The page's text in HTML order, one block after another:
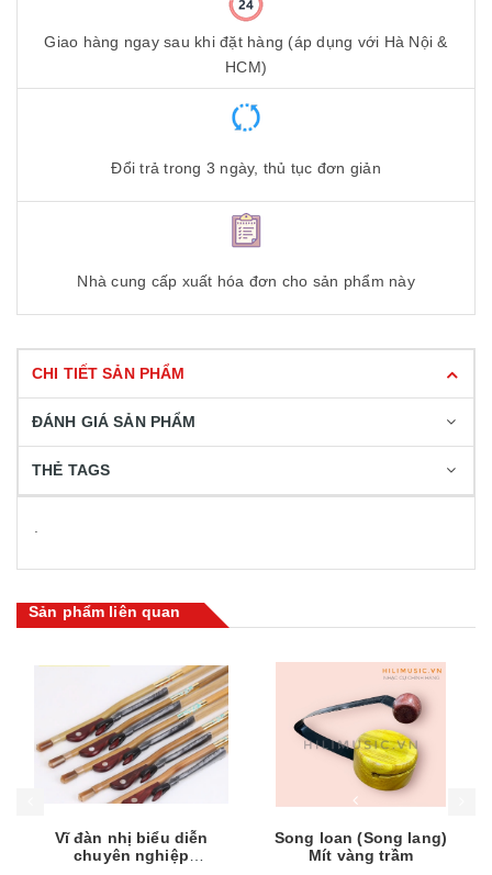
Giao hàng ngay sau khi đặt hàng (áp dụng với Hà Nội &
HCM)
Đổi trả trong 3 ngày, thủ tục đơn giản
Nhà cung cấp xuất hóa đơn cho sản phẩm này
CHI TIẾT SẢN PHẨM
ĐÁNH GIÁ SẢN PHẨM
THẺ TAGS
Sản phẩm liên quan
Vĩ đàn nhị biểu diễn
chuyên nghiệp
Song loan (Song lang)
Mít vàng trầm
Mua hàng